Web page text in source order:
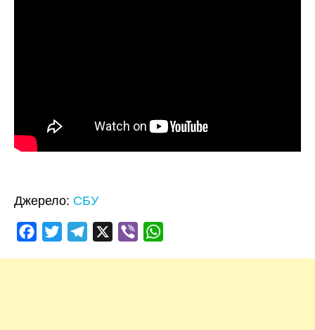
Джерело: СБУ
FacebookTwitterTelegram Viber